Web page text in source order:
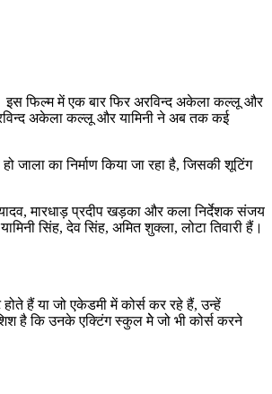
इस फिल्म में एक बार फिर अरविन्द अकेला कल्लू और
अकेला कल्लू और यामिनी ने अब तक कई
का निर्माण किया जा रहा है, जिसकी शूटिंग
मारधाड़ प्रदीप खड़का और कला निर्देशक संजय
सिंह, देव सिंह, अमित शुक्ला, लोटा तिवारी हैं।
हैं या जो एकेडमी में कोर्स कर रहे हैं, उन्हें
है कि उनके एक्टिंग स्कुल मेे जो भी कोर्स करने